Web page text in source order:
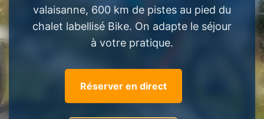
valaisanne, 600 km de pistes au pied du
chalet labellisé Bike. On adapte le séjour
à votre pratique.
Réserver en direct